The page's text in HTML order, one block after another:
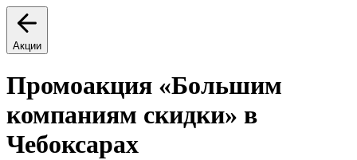
Акции
Промоакция «Большим
компаниям скидки» в
Чебоксарах